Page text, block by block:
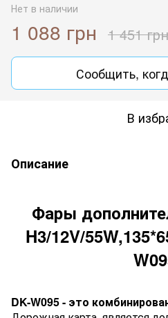
Нет в наличии
1 088 грн 1 451 грн
Сообщить,
В
Описание
Фары
H3/12V/
DK-W095 - это